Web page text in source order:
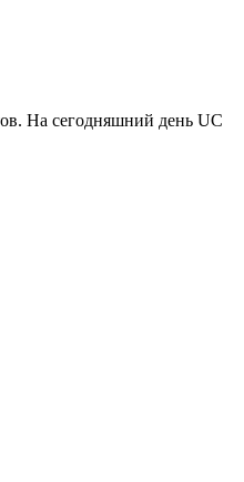
На сегодняшний день UC